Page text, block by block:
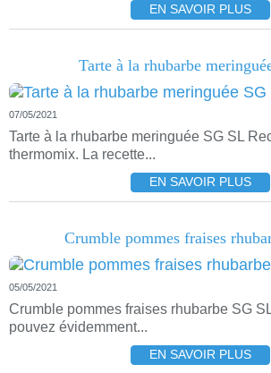
EN SAVOIR PLUS
Tarte à la rhubarbe
07/05/2021
Tarte à la rhubarbe meringuée SG SL
thermomix. La recette...
EN SAVOIR PLUS
Crumble pommes fraises
05/05/2021
Crumble pommes fraises rhubarbe SG
pouvez évidemment...
EN SAVOIR PLUS